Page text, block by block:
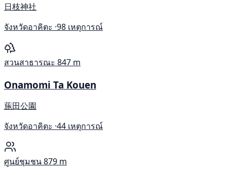
日枝神社
จังหวัดอาคิตะ ·98 เหตุการณ์
สวนสาธารณะ 847 m
Onamomi Ta Kouen
葹田公園
จังหวัดอาคิตะ ·44 เหตุการณ์
ศูนย์ชุมชน879 m